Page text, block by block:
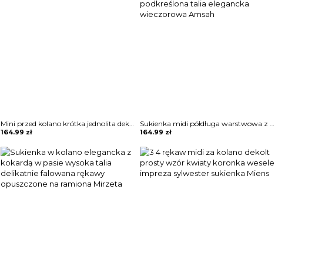
Mini przed kolano krótka jednolita dekolt V głęboki falbany zamek krótki rękaw jeans błękitny sukienka Aneke
164.99 zł
Sukienka midi półdługa warstwowa z halką tiulowa zabudowa ze stójką półgolf bez rękawów koronka kwiaty wzory siateczka marszczona w pasie podkreślona talia elegancka wieczorowa Amsah
164.99 zł